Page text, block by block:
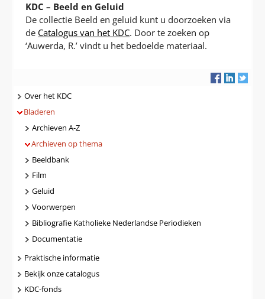
KDC – Beeld en Geluid
De collectie Beeld en geluid kunt u doorzoeken via
de Catalogus van het KDC. Door te zoeken op
‘Auwerda, R.’ vindt u het bedoelde materiaal.
Navigatie
Over het KDC
Bladeren
Archieven A-Z
Archieven op thema
Beeldbank
Film
Geluid
Voorwerpen
Bibliografie Katholieke Nederlandse Periodieken
Documentatie
Praktische informatie
Bekijk onze catalogus
KDC-fonds